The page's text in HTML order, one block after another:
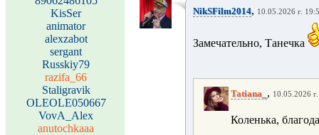
KisSer
animator
alexzabot
sergant
Russkiy79
razifa_66
Staligravik
OLEOLE050667
VovA_Alex
anutochkaaa
NikSFilm2014, 10.05.2026 г.
Замечательно, Танечка
Tatiana_ , 10.05.2026
Коленька,